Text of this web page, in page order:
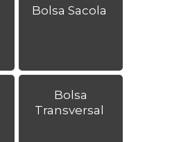
Bolsa Sacola
Bolsa
Transversal